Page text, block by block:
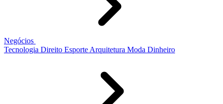
Negócios
Tecnologia Direito Esporte Arquitetura Moda Dinheiro